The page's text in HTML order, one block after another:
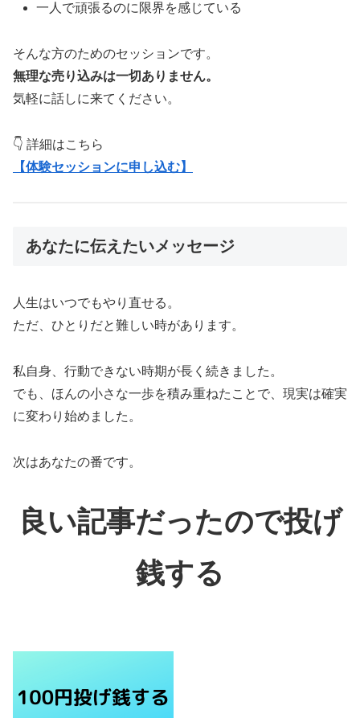
一人で頑張るのに限界を感じている
そんな方のためのセッションです。
無理な売り込みは一切ありません。
気軽に話しに来てください。
👇 詳細はこちら
【体験セッションに申し込む】
あなたに伝えたいメッセージ
人生はいつでもやり直せる。
ただ、ひとりだと難しい時があります。
私自身、行動できない時期が長く続きました。
でも、ほんの小さな一歩を積み重ねたことで、現実は確実
に変わり始めました。
次はあなたの番です。
良い記事だったので投げ
銭する